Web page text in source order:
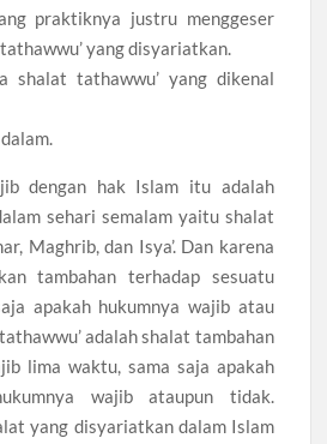
praktiknya justru menggeser
yang disyariatkan.
shalat tathawwu’ yang dikenal
dengan hak Islam itu adalah
sehari semalam yaitu shalat
Maghrib, dan Isya’. Dan karena
tambahan terhadap sesuatu
apakah hukumnya wajib atau
adalah shalat tambahan
lima waktu, sama saja apakah
wajib ataupun tidak.
yang disyariatkan dalam Islam